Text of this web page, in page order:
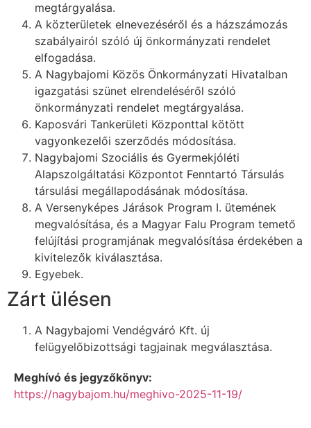
megtárgyalása.
A közterületek elnevezéséről és a házszámozás
szabályairól szóló új önkormányzati rendelet
elfogadása.
A Nagybajomi Közös Önkormányzati Hivatalban
igazgatási szünet elrendeléséről szóló
önkormányzati rendelet megtárgyalása.
Kaposvári Tankerületi Központtal kötött
vagyonkezelői szerződés módosítása.
Nagybajomi Szociális és Gyermekjóléti
Alapszolgáltatási Központot Fenntartó Társulás
társulási megállapodásának módosítása.
A Versenyképes Járások Program I. ütemének
megvalósítása, és a Magyar Falu Program temető
felújítási programjának megvalósítása érdekében a
kivitelezők kiválasztása.
Egyebek.
Zárt ülésen
A Nagybajomi Vendégváró Kft. új
felügyelőbizottsági tagjainak megválasztása.
Meghívó és jegyzőkönyv:
https://nagybajom.hu/meghivo-2025-11-19/